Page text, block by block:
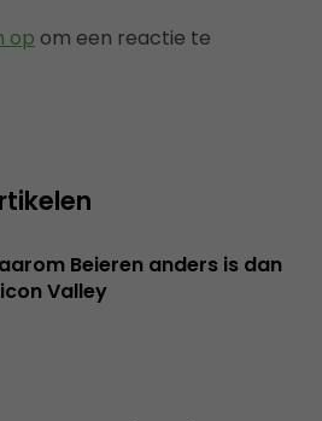
op om een reactie te
Beieren anders is dan
Valley